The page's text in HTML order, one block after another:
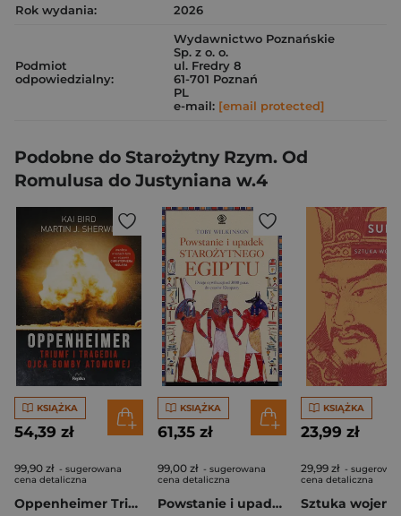
Rok wydania: 2026
Podmiot
odpowiedzialny:
Wydawnictwo Poznańskie
Sp. z o. o.
ul. Fredry 8
61-701 Poznań
PL
e-mail: [email protected]
Podobne do Starożytny Rzym. Od
Romulusa do Justyniana w.4
KSIĄŻKA
54,39 zł
99,90 zł - sugerowana
cena detaliczna
Oppenheimer Triumf i tragedia ojca bomby atomowej
KSIĄŻKA
61,35 zł
99,00 zł - sugerowana
cena detaliczna
Powstanie i upadek starożytnego Egiptu
KSIĄŻKA
23,99 zł
29,99 zł -
cena detaliczna
Sztuka